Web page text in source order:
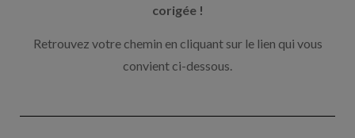
corigée !
Retrouvez votre chemin en cliquant sur le lien qui vous
convient ci-dessous.